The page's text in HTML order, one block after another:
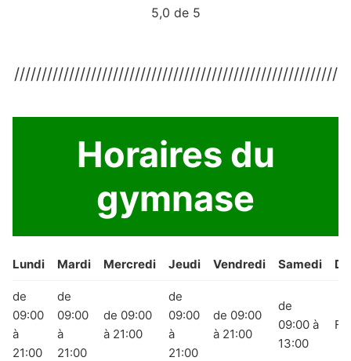
5,0 de 5
///////////////////////////////////////////////////////////
Horaires du
gymnase
Lundi Mardi Mercredi Jeudi Vendredi Samedi
de
09:00
à
21:00
de
09:00
à
21:00
de 09:00
à 21:00
de
09:00
à
21:00
de 09:00
à 21:00
de
09:00 à
13:00